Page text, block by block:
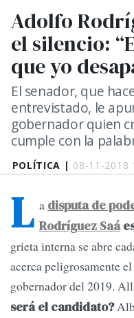
POLÍTICA | 08-11-2018
Adolfo
el silencio:
que yo
El senador, que
entrevistado, le
gobernador quien
cumple con la
L a disputa de
Rodríguez Saá
grieta interna se abre
acerca peligrosamente
gobernador del 2019.
será el candidato?